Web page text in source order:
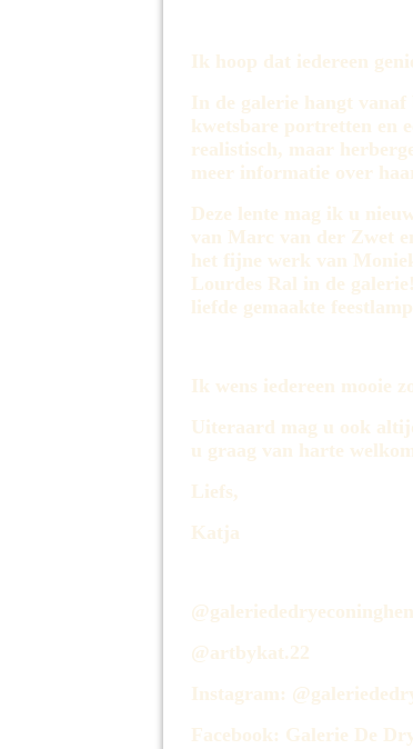
Ik hoop dat iedereen
In de galerie hangt
kwetsbare portretten en
realistisch, maar
meer informatie over
Deze lente mag ik u
van Marc van der Zwet
het fijne werk van
Lourdes Ral in de
liefde gemaakte
Ik wens iedereen mooie
Uiteraard mag u ook
u graag van harte
Liefs,
Katja
@galeriededryeconinghen
@artbykat.22
Instagram:
Facebook: Galerie De